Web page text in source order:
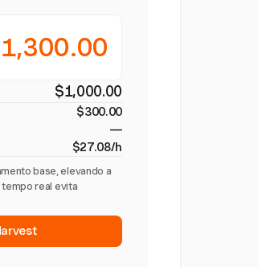
$1,000.00
$300.00
—
$27.08/h
base, elevando a
real evita